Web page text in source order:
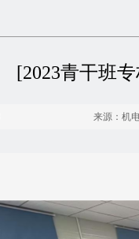
[2023青干班
来源：机